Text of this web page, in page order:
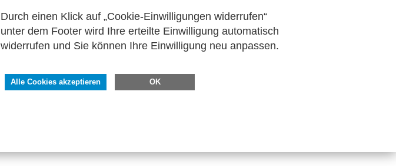
Durch einen Klick auf „Cookie-Einwilligungen widerrufen“
unter dem Footer wird Ihre erteilte Einwilligung automatisch
widerrufen und Sie können Ihre Einwilligung neu anpassen.
Alle Cookies akzeptieren OK